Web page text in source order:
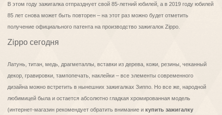
В этом году зажигалка отпразднует свой 85-летний юбилей, а в 2019 году юбилей
85 лет снова может быть повторен – на этот раз можно будет отметить
получение официального патента на производство зажигалок Zippo.
Zippo сегодня
Латунь, титан, медь, драгметаллы, вставки из дерева, кожи, резины, чеканный
декор, гравировки, тампопечать, наклейки – все элементы современного
дизайна можно встретить в нынешних зажигалках Зиппо. Но все же, народной
любимицей была и остается абсолютно гладкая хромированная модель
(интернет-магазин рекомендует обратить внимание и купить зажигалку